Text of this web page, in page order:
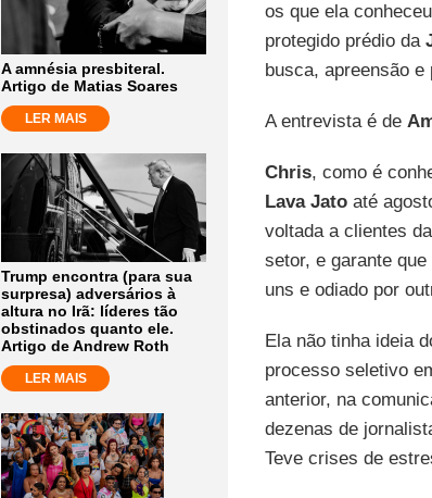
A amnésia presbiteral.
Artigo de Matias Soares
LER MAIS
Trump encontra (para sua
surpresa) adversários à
altura no Irã: líderes tão
obstinados quanto ele.
Artigo de Andrew Roth
LER MAIS
os que ela
protegido prédio da
busca, apreensão
A entrevista é de
Chris, como é
Lava Jatoaté
voltada a clientes
setor, e garante
uns e odiado por
Ela não tinha ideia
processo seletivo
anterior, na
dezenas de
Teve crises de